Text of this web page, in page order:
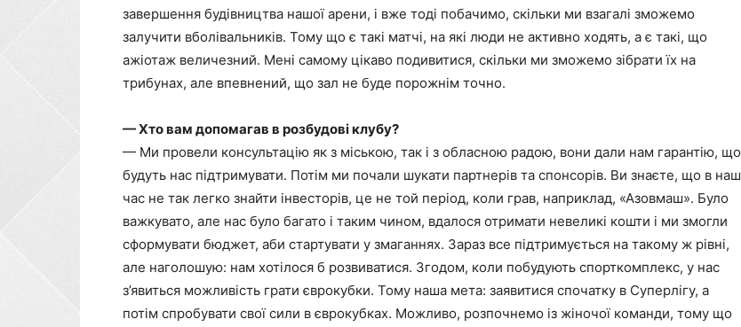
завершення будівництва нашої арени, і вже тоді побачимо, скільки ми взагалі зможемо
залучити вболівальників. Тому що є такі матчі, на які люди не активно ходять, а є такі, що
ажіотаж величезний. Мені самому цікаво подивитися, скільки ми зможемо зібрати їх на
трибунах, але впевнений, що зал не буде порожнім точно.
— Хто вам допомагав в розбудові клубу?
— Ми провели консультацію як з міською, так і з обласною радою, вони дали нам гарантію, що
будуть нас підтримувати. Потім ми почали шукати партнерів та спонсорів. Ви знаєте, що в наш
час не так легко знайти інвесторів, це не той період, коли грав, наприклад, «Азовмаш». Було
важкувато, але нас було багато і таким чином, вдалося отримати невеликі кошти і ми змогли
сформувати бюджет, аби стартувати у змаганнях. Зараз все підтримується на такому ж рівні,
але наголошую: нам хотілося б розвиватися. Згодом, коли побудують спорткомплекс, у нас
з’явиться можливість грати єврокубки. Тому наша мета: заявитися спочатку в Суперлігу, а
потім спробувати свої сили в єврокубках. Можливо, розпочнемо із жіночої команди, тому що